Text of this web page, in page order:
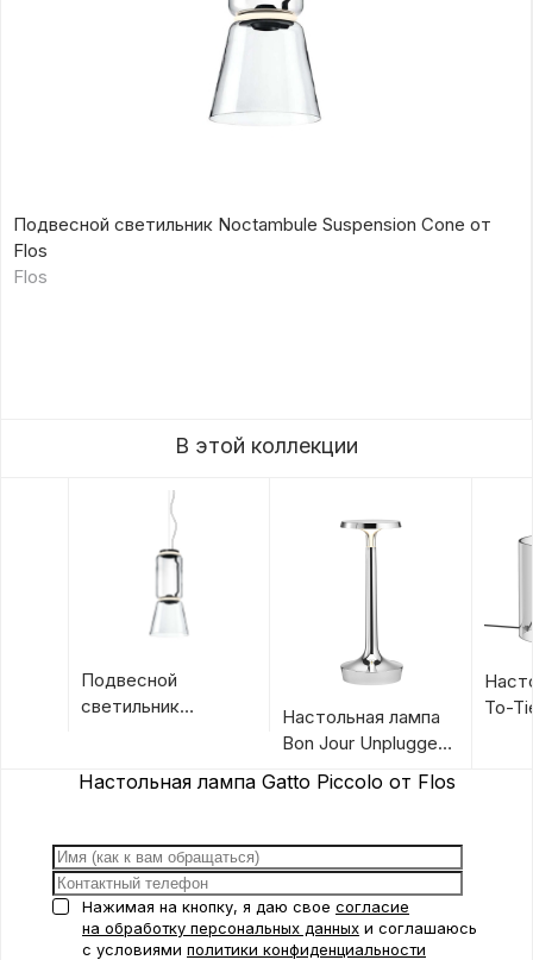
Подвесной светильник Noctambule Suspension Cone от
Flos
Flos
В этой коллекции
Подвесной
светильник
Flos
Настольная лампа
Bon Jour Unplugged
To-
Настольная лампа Gatto Piccolo от Flos
Нажимая на кнопку, я даю свое согласие
на обработку персональных данных и соглашаюсь
с условиями политики конфиденциальности